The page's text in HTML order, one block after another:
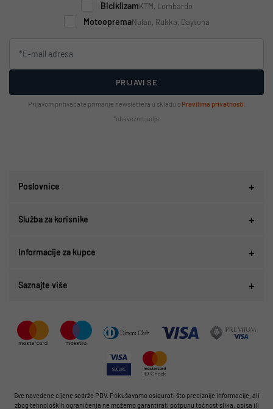
BiciklizamKTM, Lombardo
MotoopremaNolan, Rukka, Daytona
PRIJAVI SE
Prijavom prihvaćate primanje newslettera u skladu s Pravilima privatnosti
*obavezno polje
Poslovnice
Služba za korisnike
Informacije za kupce
Saznajte više
Sve navedene cijene sadrže PDV. Pokušavamo osigurati što preciznije informacije, ali
zbog tehnoloških ograničenja ne možemo garantirati potpunu točnost slika, opisa ili